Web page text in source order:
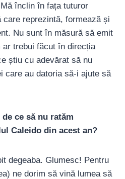
înclin în fața tuturor
reprezintă, formează și
Nu sunt în măsură să emit
trebui făcut în direcția
știu cu adevărat să nu
care au datoria să-i ajute să
de ce să nu ratăm
Caleido din acest an?
degeaba. Glumesc! Pentru
ne dorim să vină lumea să